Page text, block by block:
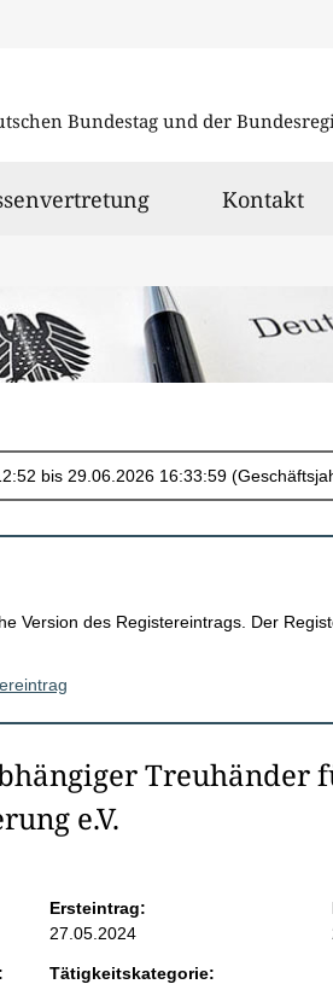
Bundestag und der
Kontakt
Version des Registereintrags. Der
Treuhänder
e.V.
Ersteintrag:
27.05.2024
Tätigkeitskategorie: